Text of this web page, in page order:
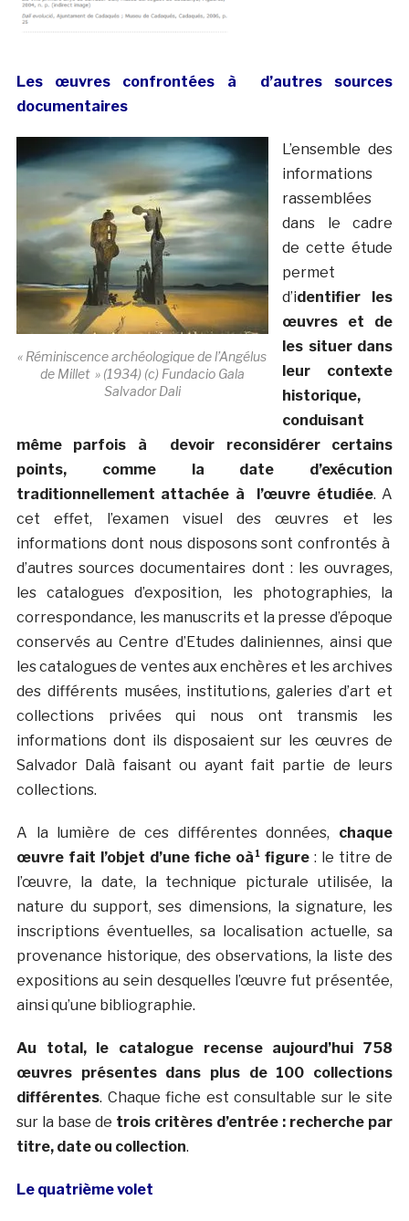
Les œuvres confrontées à d’autres sources
documentaires
« Réminiscence archéologique de l’Angélus
de Millet » (1934) (c) Fundacio Gala
Salvador Dali
L’ensemble des
informations
rassemblées
dans le cadre
de cette étude
permet
d’identifier les
œuvres et de
les situer dans
leur contexte
historique,
conduisant
même parfois à devoir reconsidérer certains
points, comme la date d’exécution
traditionnellement attachée à l’œuvre étudiée. A
cet effet, l’examen visuel des œuvres et les
informations dont nous disposons sont confrontés à
d’autres sources documentaires dont : les ouvrages,
les catalogues d’exposition, les photographies, la
correspondance, les manuscrits et la presse d’époque
conservés au Centre d’Etudes daliniennes, ainsi que
les catalogues de ventes aux enchères et les archives
des différents musées, institutions, galeries d’art et
collections privées qui nous ont transmis les
informations dont ils disposaient sur les œuvres de
Salvador Dalà­ faisant ou ayant fait partie de leurs
collections.
A la lumière de ces différentes données, chaque
œuvre fait l’objet d’une fiche oà¹ figure: le titre de
l’œuvre, la date, la technique picturale utilisée, la
nature du support, ses dimensions, la signature, les
inscriptions éventuelles, sa localisation actuelle, sa
provenance historique, des observations, la liste des
expositions au sein desquelles l’œuvre fut présentée,
ainsi qu’une bibliographie.
Au total, le catalogue recense aujourd’hui 758
œuvres présentes dans plus de 100 collections
différentes. Chaque fiche est consultable sur le site
sur la base de trois critères d’entrée : recherche par
titre, date ou collection.
Le quatrième volet